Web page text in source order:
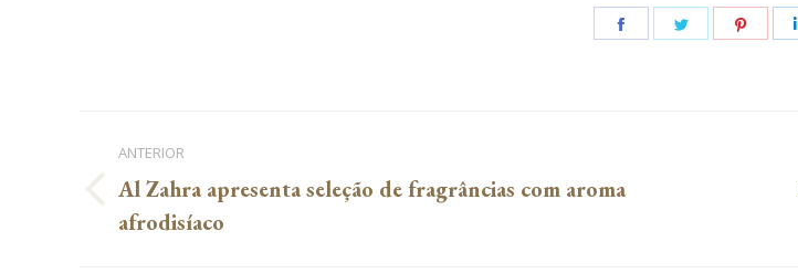
Share
Share
Share
Navegação
post:
ANTERIOR
Post
anterior:
Al Zahra apresenta seleção de fragrâncias com aroma
afrodisíaco